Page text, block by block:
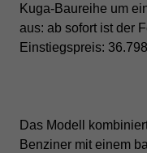
Kuga-Baureihe um
aus: ab sofort ist der
Einstiegspreis:
Das Modell
Benziner mit einem